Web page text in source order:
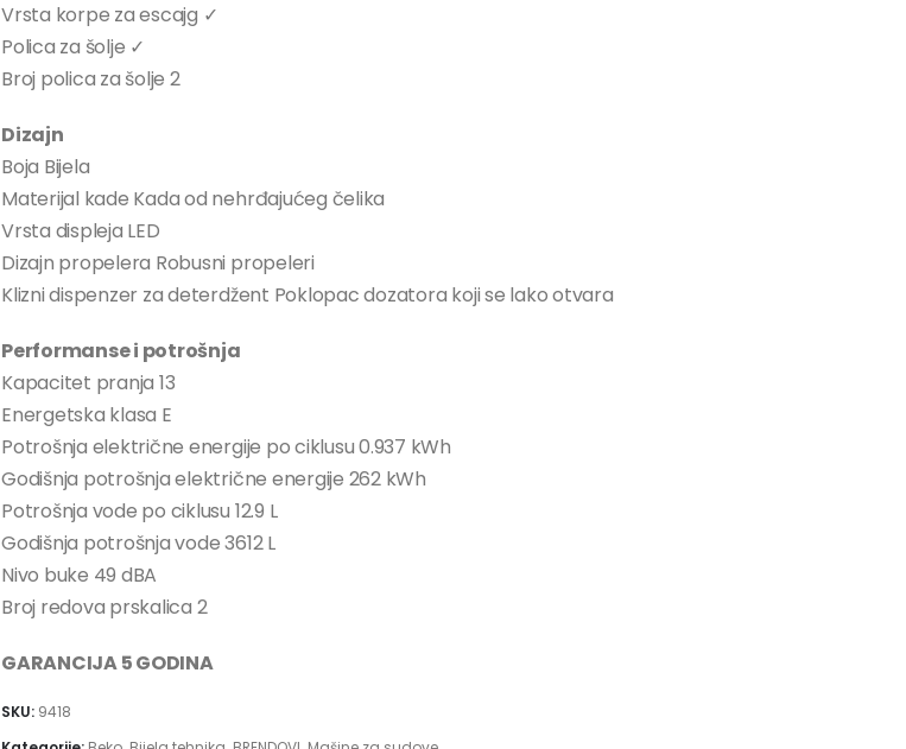
Vrsta korpe za escajg ✓
Polica za šolje ✓
Broj polica za šolje 2
Dizajn
Boja Bijela
Materijal kade Kada od nehrđajućeg čelika
Vrsta displeja LED
Dizajn propelera Robusni propeleri
Klizni dispenzer za deterdžent Poklopac dozatora koji se lako otvara
Performanse i potrošnja
Kapacitet pranja 13
Energetska klasa E
Potrošnja električne energije po ciklusu 0.937 kWh
Godišnja potrošnja električne energije 262 kWh
Potrošnja vode po ciklusu 12.9 L
Godišnja potrošnja vode 3612 L
Nivo buke 49 dBA
Broj redova prskalica 2
GARANCIJA 5 GODINA
SKU: 9418